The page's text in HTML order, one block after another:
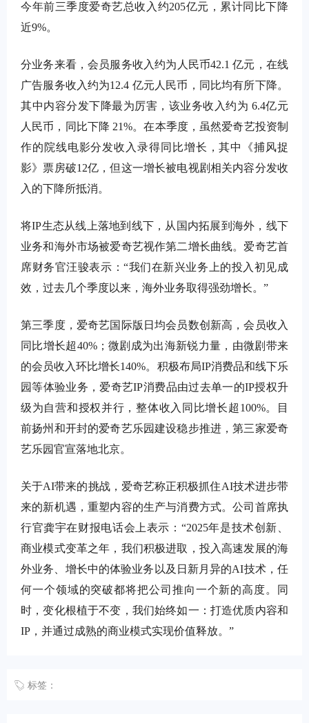
今年前三季度爱奇艺总收入约205亿元，累计同比下降
近9%。
分业务来看，会员服务收入约为人民币42.1亿元，在线
广告服务收入约为12.4 亿元人民币，同比均有所下降。
其中内容分发下降最为厉害，该业务收入约为 6.4亿元
人民币，同比下降 21%。在本季度，虽然爱奇艺投资制
作的院线电影分发收入录得同比增长，其中《捕风捉
影》票房破12亿，但这一增长被电视剧相关内容分发收
入的下降所抵消。
将IP生态从线上落地到线下，从国内拓展到海外，线下
业务和海外市场被爱奇艺视作第二增长曲线。爱奇艺首
席财务官汪骏表示：“我们在新兴业务上的投入初见成
效，过去几个季度以来，海外业务取得强劲增长。 ”
第三季度，爱奇艺国际版日均会员数创新高，会员收入
同比增长超40%；微剧成为出海新锐力量，由微剧带来
的会员收入环比增长140%。积极布局IP消费品和线下乐
园等体验业务，爱奇艺IP消费品由过去单一的IP授权升
级为自营和授权并行，整体收入同比增长超 100%。目
前扬州和开封的爱奇艺乐园建设稳步推进，第三家爱奇
艺乐园官宣落地北京。
关于AI带来的挑战，爱奇艺称正积极抓住AI技术进步带
来的新机遇，重塑内容的生产与消费方式。公司首席执
行官龚宇在财报电话会上表示： “2025年是技术创新、
商业模式变革之年，我们积极进取，投入高速发展的海
外业务、增长中的体验业务以及日新月异的AI技术，任
何一个领域的突破都将把公司推向一个新的高度。同
时，变化根植于不变，我们始终如一：打造优质内容和
IP ，并通过成熟的商业模式实现价值释放。 ”
标签：